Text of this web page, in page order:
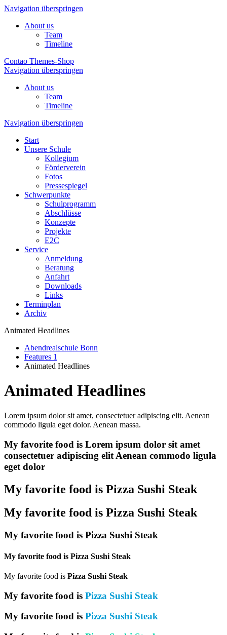
Navigation überspringen
About us
Team
Timeline
Contao Themes-Shop
Navigation überspringen
About us
Team
Timeline
Navigation überspringen
Start
Unsere Schule
Kollegium
Förderverein
Fotos
Pressespiegel
Schwerpunkte
Schulprogramm
Abschlüsse
Konzepte
Projekte
E2C
Service
Anmeldung
Beratung
Anfahrt
Downloads
Links
Terminplan
Archiv
Animated Headlines
Abendrealschule Bonn
Features 1
Animated Headlines
Animated Headlines
Lorem ipsum dolor sit amet, consectetuer adipiscing elit. Aenean
commodo ligula eget dolor. Aenean massa.
My favorite food is Lorem ipsum dolor sit amet
consectetuer adipiscing elit Aenean commodo ligula
eget dolor
My favorite food is Pizza Sushi Steak
My favorite food is Pizza Sushi Steak
My favorite food is Pizza Sushi Steak
My favorite food is Pizza Sushi Steak
My favorite food is Pizza Sushi Steak
My favorite food is Pizza Sushi Steak
My favorite food is Pizza Sushi Steak